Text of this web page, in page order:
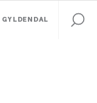
GYLDENDAL